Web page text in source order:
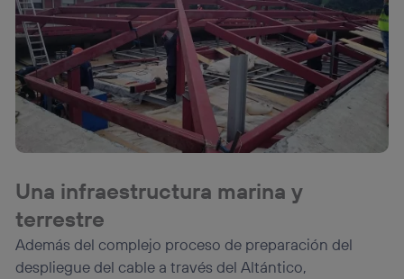
Una infraestructura marina y
terrestre
Además del complejo proceso de preparación del
despliegue del cable a través del Altántico,